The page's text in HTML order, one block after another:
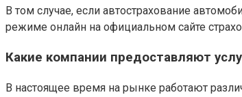
В том случае, если автострахование
режиме онлайн на официальном сайте
Какие компании предоставляют
В настоящее время на рынке работают